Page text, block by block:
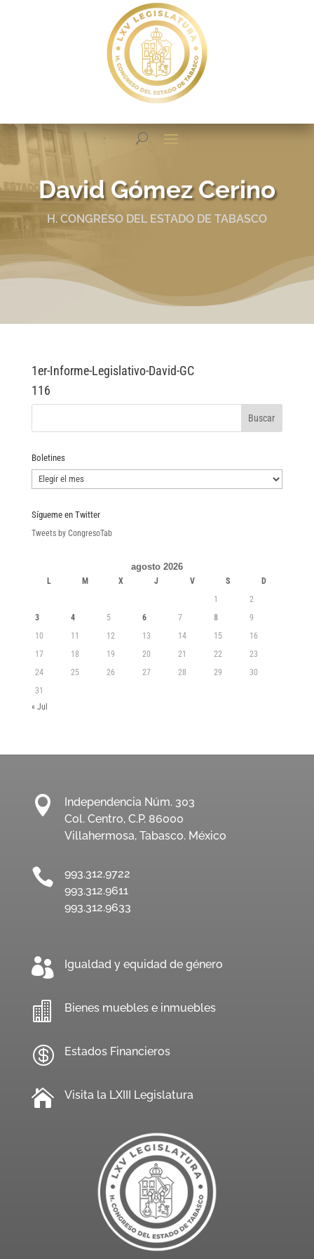
David Gómez Cerino
H. CONGRESO DEL ESTADO DE TABASCO
1er-Informe-Legislativo-David-GC
116
Boletines
Boletines
Sígueme en Twitter
Tweets by CongresoTab
agosto 2026
L M X J V S
D
1
2
3
4 5 6 7 8
9
10
11 12 13 14 15
16
17
18 19 20 21 22
23
24
25 26 27 28 29
30
31
« Jul

Independencia Núm. 303
Col. Centro, C.P. 86000
Villahermosa, Tabasco. México

993.312.9722
993.312.9611
993.312.9633
 Igualdad y equidad de género
 Bienes muebles e inmuebles
 Estados Financieros
 Visita la LXIII Legislatura